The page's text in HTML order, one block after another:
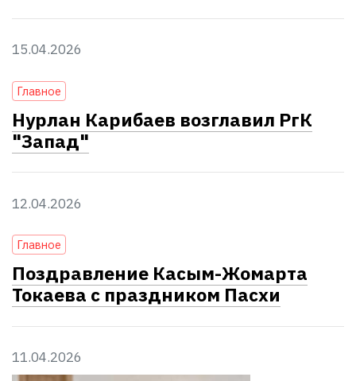
15.04.2026
Главное
Нурлан Карибаев возглавил РгК
"Запад"
12.04.2026
Главное
Поздравление Касым-Жомарта
Токаева с праздником Пасхи
11.04.2026